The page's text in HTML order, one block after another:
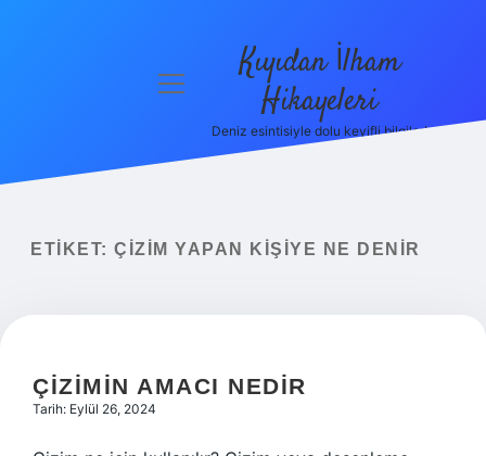
menüyü
Kıyıdan İlham
Hikayeleri
Deniz esintisiyle dolu keyifli bilgiler!
ETIKET: ÇIZIM YAPAN KIŞIYE NE DENIR
ÇIZIMIN AMACI NEDIR
Tarih: Eylül 26, 2024